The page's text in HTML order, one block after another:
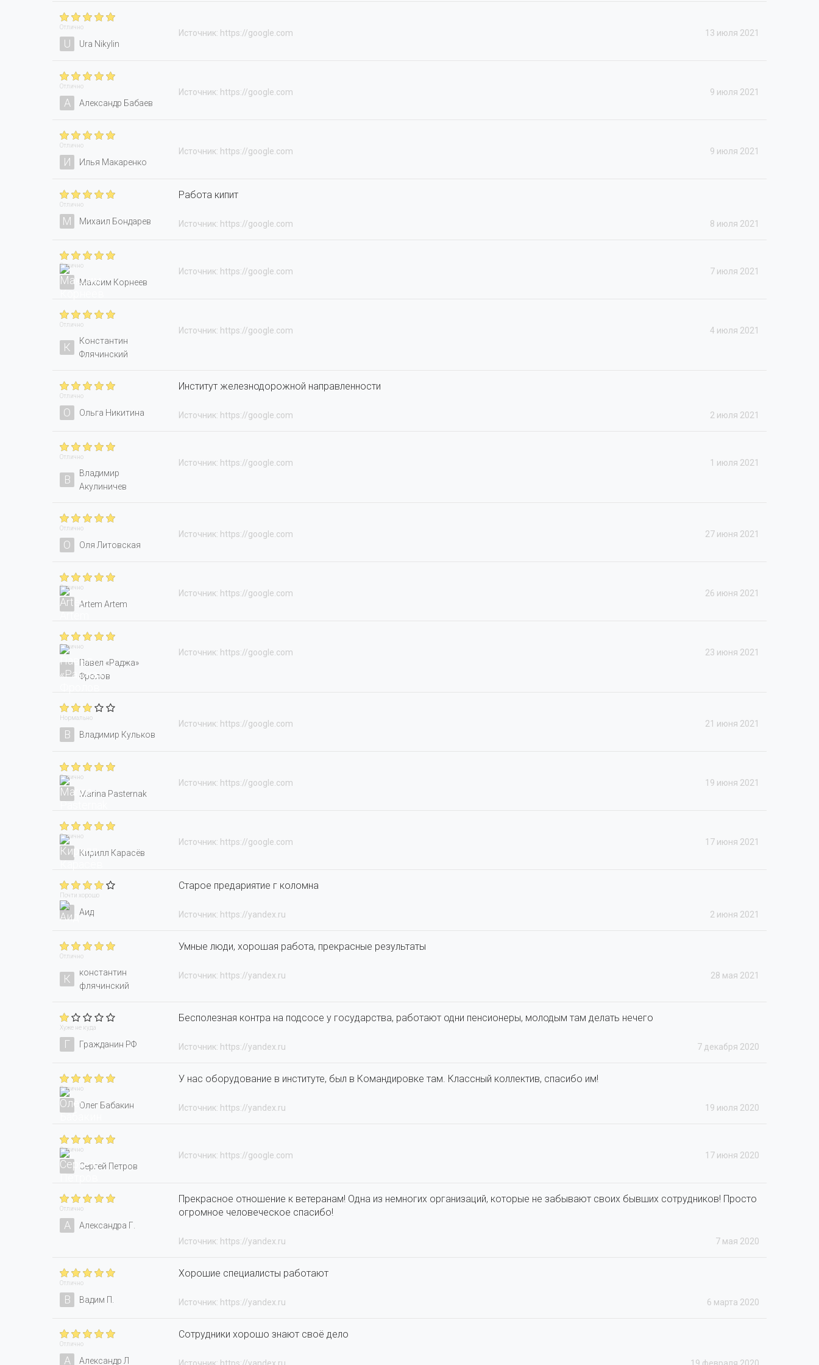
Отлично
U Ura Nikylin
13 июля 2021
Источник: https://google.com
Отлично
А Александр Бабаев
9 июля 2021
Источник: https://google.com
Отлично
И Илья Макаренко
9 июля 2021
Источник: https://google.com
Отлично
М Михаил Бондарев
Работа кипит
8 июля 2021
Источник: https://google.com
Отлично
Максим Корнеев
7 июля 2021
Источник: https://google.com
Отлично
К
Константин
Флячинский
4 июля 2021
Источник: https://google.com
Отлично
О Ольга Никитина
Институт железнодорожной направленности
2 июля 2021
Источник: https://google.com
Отлично
В
Владимир
Акулиничев
1 июля 2021
Источник: https://google.com
Отлично
О Оля Литовская
27 июня 2021
Источник: https://google.com
Отлично
Artem Artem
26 июня 2021
Источник: https://google.com
Отлично
Павел «Раджа»
Фролов
23 июня 2021
Источник: https://google.com
Нормально
В Владимир Кульков
21 июня 2021
Источник: https://google.com
Отлично
Marina Pasternak
19 июня 2021
Источник: https://google.com
Отлично
Кирилл Карасёв
17 июня 2021
Источник: https://google.com
Почти хорошо
Аид
Старое предариятие г коломна
2 июня 2021
Источник: https://yandex.ru
Отлично
К
константин
флячинский
Умные люди, хорошая работа, прекрасные результаты
28 мая 2021
Источник: https://yandex.ru
Хуже не куда
Г Гражданин РФ
Бесполезная контра на подсосе у государства, работают одни пенсионеры, молодым там делать нечего
7 декабря 2020
Источник: https://yandex.ru
Отлично
Олег Бабакин
У нас оборудование в институте, был в Командировке там. Классный коллектив, спасибо им!
19 июля 2020
Источник: https://yandex.ru
Отлично
Сергей Петров
17 июня 2020
Источник: https://google.com
Отлично
А Александра Г.
Прекрасное отношение к ветеранам! Одна из немногих организаций, которые не забывают своих бывших сотрудников! Просто
огромное человеческое спасибо!
7 мая 2020
Источник: https://yandex.ru
Отлично
В Вадим П.
Хорошие специалисты работают
6 марта 2020
Источник: https://yandex.ru
Отлично
А Александр Л
Сотрудники хорошо знают своё дело